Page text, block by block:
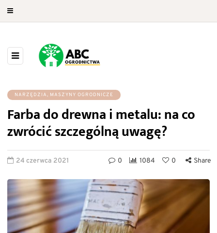
NARZĘDZIA, MASZYNY OGRODNICZE
Farba do drewna i metalu: na co
zwrócić szczególną uwagę?
24 czerwca 2021 0 1084 0 Share